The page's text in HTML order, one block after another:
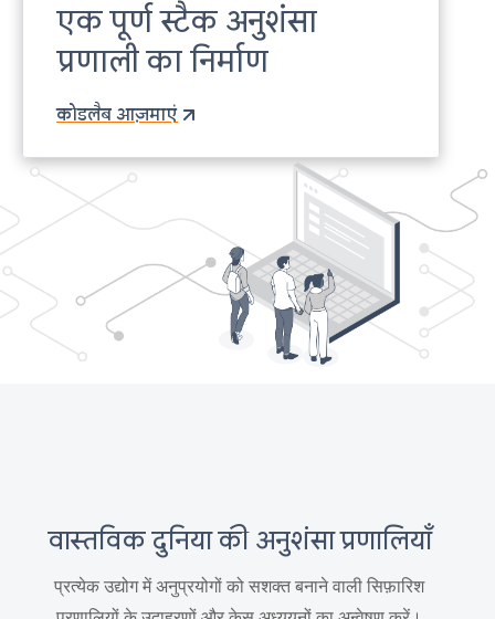
एक पूर्ण स्टैक अनुशंसा
प्रणाली का निर्माण
कोडलैब आज़माएं
वास्तविक दुनिया की अनुशंसा प्रणालियाँ
प्रत्येक उद्योग में अनुप्रयोगों को सशक्त बनाने वाली सिफ़ारिश